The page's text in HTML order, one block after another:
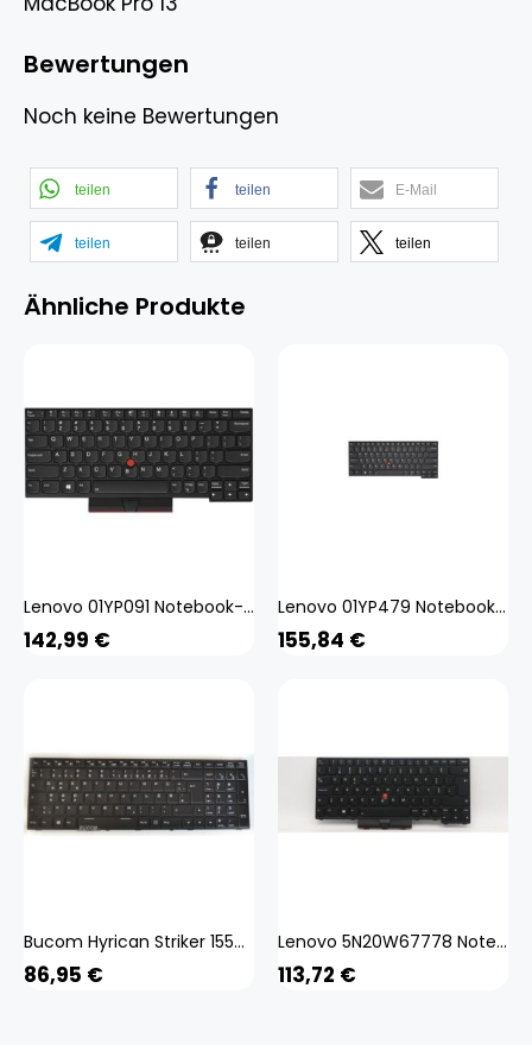
Bewertungen
Noch keine Bewertungen
teilen teilen E-Mail
teilen teilen teilen
Ähnliche Produkte
Lenovo 01YP091 Notebook-Ersatzteil Tastatur (01YP091)
142,99 €
Lenovo 01YP479 Notebook-Ersatzteil Tastatur (01YP479)
155,84 €
Bucom Hyrican Striker 1550 Gaming Notebook Tastatur für Clevo P650HS DE mit Backlight
86,95 €
Lenovo 5N20W67778 Notebook-Ersatzteil Tastatur (5N20W67778)
113,72 €